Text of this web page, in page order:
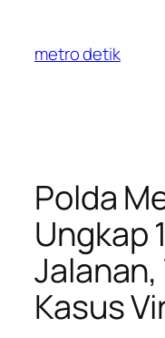
content
metro detik
Polda
Ungkap
Kasus